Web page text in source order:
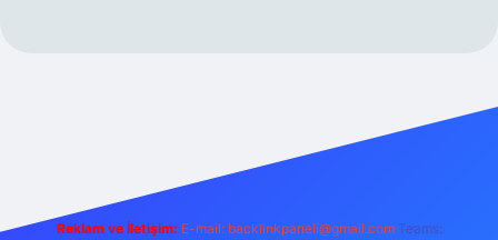
Reklam ve İletişim: E-mail: backlinkpaneli@gmail.com Teams: